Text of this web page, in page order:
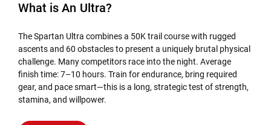
What is An Ultra?
The Spartan Ultra combines a 50K trail course with rugged
ascents and 60 obstacles to present a uniquely brutal physical
challenge. Many competitors race into the night. Average
finish time: 7–10 hours. Train for endurance, bring required
gear, and pace smart—this is a long, strategic test of strength,
stamina, and willpower.